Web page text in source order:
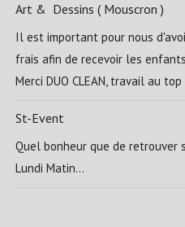
Art & Dessins ( Mouscron )
Il est important pour nous
frais afin de recevoir les
Merci DUO CLEAN, travail au top
St-Event
Quel bonheur que de retrouver
Lundi Matin...